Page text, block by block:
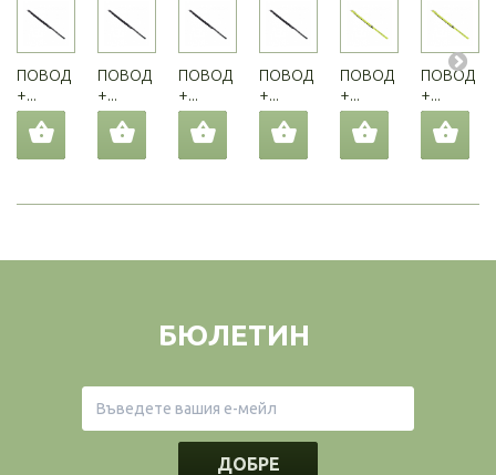
ПОВОД
+...
ПОВОД
+...
ПОВОД
+...
ПОВОД
+...
ПОВОД
+...
ПОВОД
+...
БЮЛЕТИН
ДОБРЕ